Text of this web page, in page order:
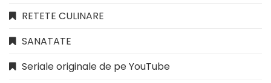
RETETE CULINARE
SANATATE
Seriale originale de pe YouTube